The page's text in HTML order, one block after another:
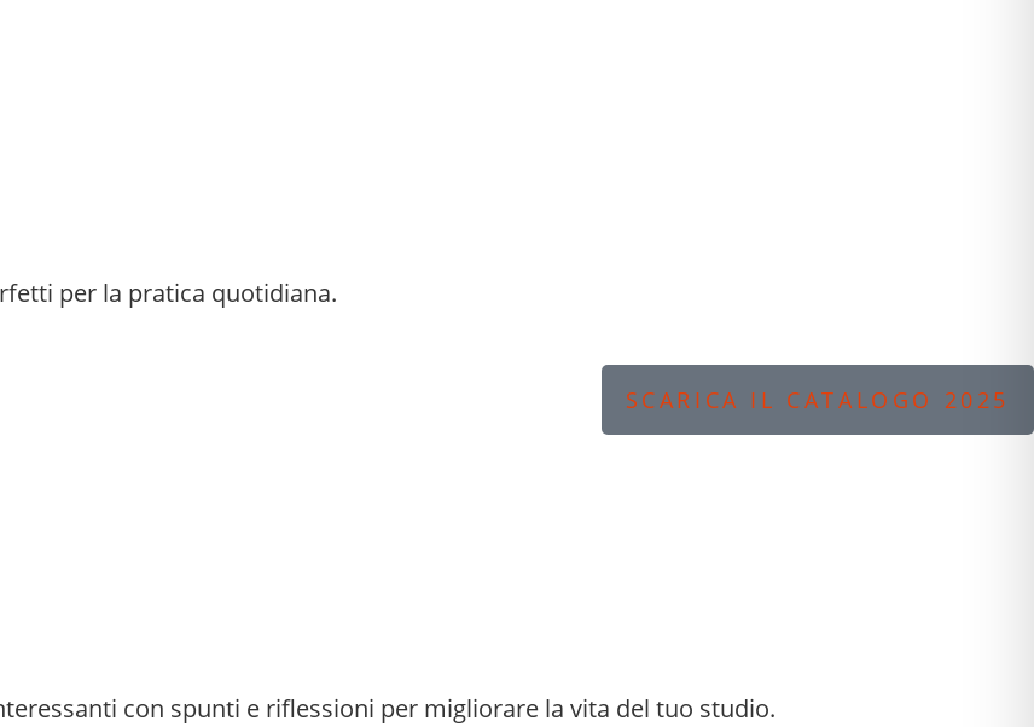
per la pratica quotidiana.
SCARICA IL CATALOGO 2025
con spunti e riflessioni per migliorare la vita del tuo studio.